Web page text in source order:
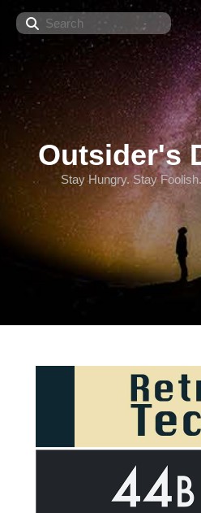
Search
Outsider's
Stay Hungry. Stay